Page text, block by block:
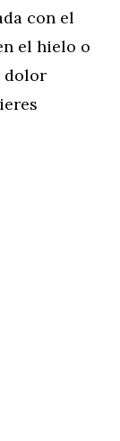
con el
el hielo o
dolor